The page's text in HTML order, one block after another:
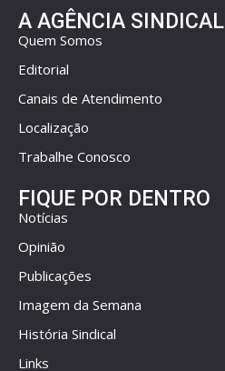
A AGÊNCIA SINDICAL
Quem Somos
Editorial
Canais de Atendimento
Localização
Trabalhe Conosco
FIQUE POR DENTRO
Notícias
Opinião
Publicações
Imagem da Semana
História Sindical
Links